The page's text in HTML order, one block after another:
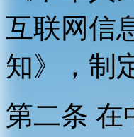
互联网信
知》，制
第二条 在